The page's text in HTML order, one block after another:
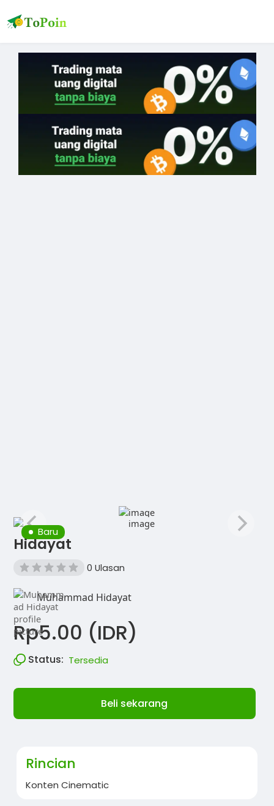
Baru
Hidayat
0 Ulasan
Muhammad Hidayat
Rp5.00 (IDR)
Status: Tersedia
Beli sekarang
Rincian
Konten Cinematic